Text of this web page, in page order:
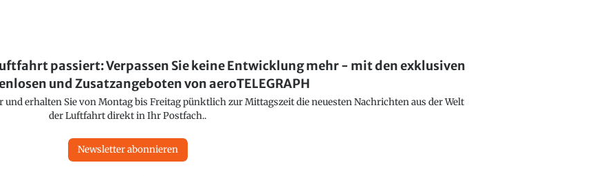
passiert: Verpassen Sie keine Entwicklung mehr - mit den exklusiven
und Zusatzangeboten von aeroTELEGRAPH
erhalten Sie von Montag bis Freitag pünktlich zur Mittagszeit die neuesten Nachrichten aus der Welt
der Luftfahrt direkt in Ihr Postfach..
Newsletter abonnieren